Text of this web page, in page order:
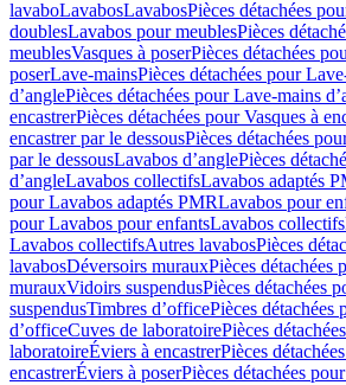
lavaboLavabosLavabosPièces détachées
doublesLavabos pour meublesPièces
meublesVasques à poserPièces détachées
poserLave-mainsPièces détachées pour
d’anglePièces détachées pour Lave-mains
encastrerPièces détachées pour Vasques à
encastrer par le dessousPièces détachées
par le dessousLavabos d’anglePièces
d’angleLavabos collectifsLavabos adaptés
pour Lavabos adaptés PMRLavabos pour
pour Lavabos pour enfantsLavabos collectifs
Lavabos collectifsAutres lavabosPièces
lavabosDéversoirs murauxPièces détachées
murauxVidoirs suspendusPièces détachées
suspendusTimbres dʼofficePièces détachées
dʼofficeCuves de laboratoirePièces
laboratoireÉviers à encastrerPièces
encastrerÉviers à poserPièces détachées